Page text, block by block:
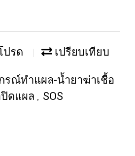
ปรด เปรียบเทียบ
รณ์ทำแผล-น้ำยาฆ่าเชื้อ
ดแผล , SOS